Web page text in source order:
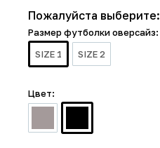
Пожалуйста выберите:
Размер футболки оверсайз:
SIZE 1
SIZE 2
Цвет: